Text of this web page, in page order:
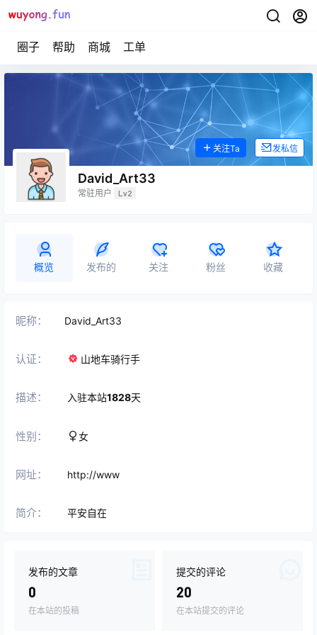
圈子 帮助 商城 工单
David_Art33
常驻用户 Lv2
关注Ta 发私信
概览 发布的 关注 粉丝 收藏
昵称： David_Art33
认证： 山地车骑行手
描述： 入驻本站1828天
性别： 女
网址： http://www
简介： 平安自在
发布的文章
0
在本站的投稿
提交的评论
20
在本站提交的评论